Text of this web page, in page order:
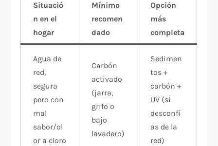
Situació
n en el
hogar
Mínimo
recomen
dado
Opción
más
completa
Agua de
red,
segura
pero con
mal
sabor/ol
or a cloro
Carbón
activado
(jarra,
grifo o
bajo
lavadero)
Sedimen
tos +
carbón +
UV (si
desconfí
as de la
red)